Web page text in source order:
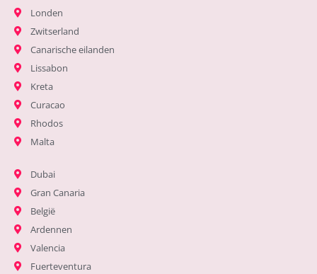
Londen
Zwitserland
Canarische eilanden
Lissabon
Kreta
Curacao
Rhodos
Malta
Dubai
Gran Canaria
België
Ardennen
Valencia
Fuerteventura